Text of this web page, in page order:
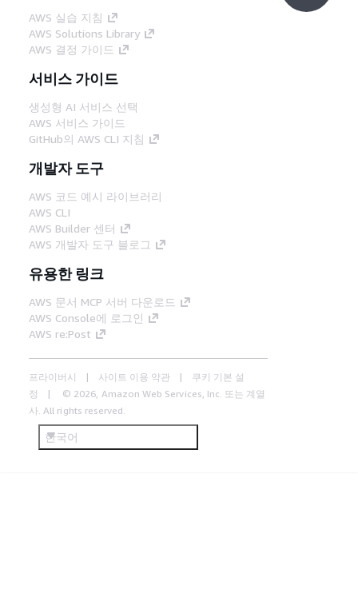
AWS 실습 지침
AWS Solutions Library
AWS 결정 가이드
서비스 가이드
생성형 AI 서비스 선택
AWS 서비스 가이드
GitHub의 AWS CLI 지침
개발자 도구
AWS 코드 예시 라이브러리
AWS CLI
AWS Builder 센터
AWS 개발자 도구 블로그
유용한 링크
AWS 문서 MCP 서버 다운로드
AWS Console에 로그인
AWS re:Post
프라이버시 사이트 이용 약관
쿠키 기본 설
정
© 2026, Amazon Web Services, Inc. 또는 계열
사. All rights reserved.
한국어